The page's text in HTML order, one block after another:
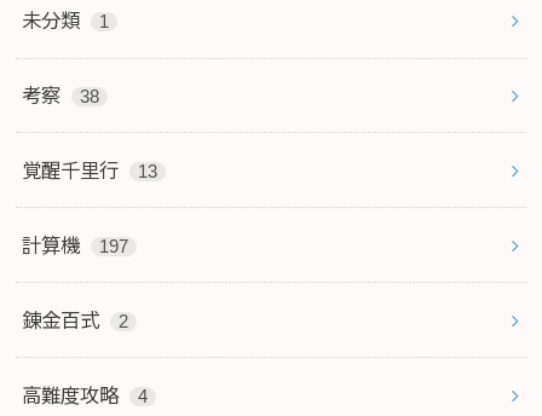
未分類 1
考察 38
覚醒千里行 13
計算機 197
錬金百式 2
高難度攻略 4